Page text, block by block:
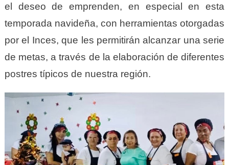
el deseo de emprenden, en especial en esta
temporada navideña, con herramientas otorgadas
por el Inces, que les permitirán alcanzar una serie
de metas, a través de la elaboración de diferentes
postres típicos de nuestra región.